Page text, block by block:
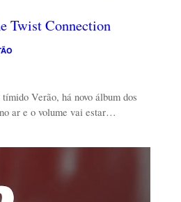
Twist Connection
Verão, há novo álbum dos
ar e o volume vai estar…